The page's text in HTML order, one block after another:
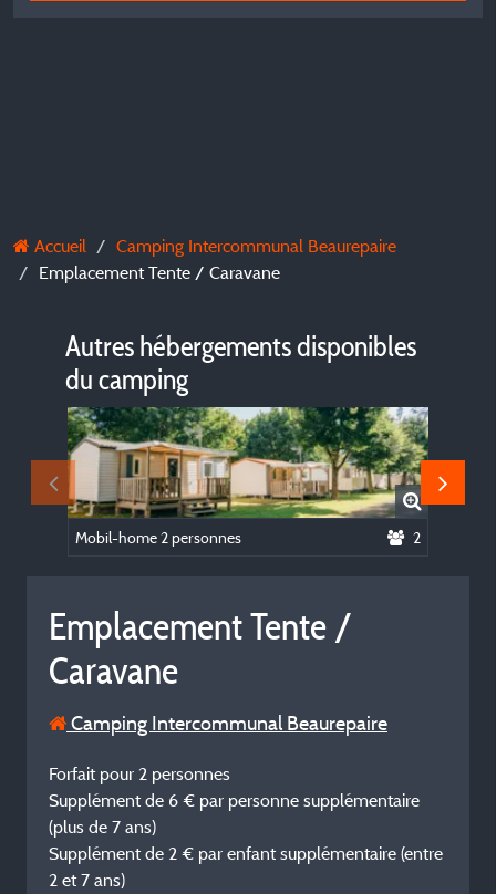
Accueil
Camping Intercommunal Beaurepaire
Emplacement Tente / Caravane
Autres hébergements disponibles
du camping
Mobil-home 2 personnes 2
Emplacement Tente /
Caravane
Camping Intercommunal Beaurepaire
Forfait pour 2 personnes
Supplément de 6 € par personne supplémentaire
(plus de 7 ans)
Supplément de 2 € par enfant supplémentaire (entre
2 et 7 ans)